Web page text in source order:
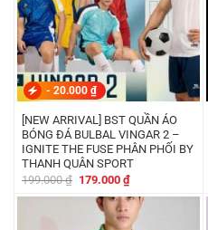
- 20.000 ₫
[NEW ARRIVAL] BST QUẦN ÁO
BÓNG ĐÁ BULBAL VINGAR 2 –
IGNITE THE FUSE PHÂN PHỐI BY
THANH QUÂN SPORT
199.000₫ Giá
là:
199.000 ₫.
179.000 ₫Giá
hiện
tại
là:
179.000 ₫.